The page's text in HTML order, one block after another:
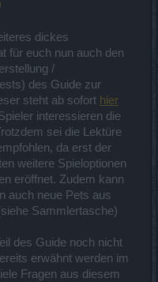
dickes
für euch nun auch den
/
des Guide zur
steht ab sofort hier
interessieren die
sei die Lektüre
da erst der
weitere Spieloptionen
eröffnet. Zudem kann
auch neue Pets aus
Sammlertasche)
des Guide noch nicht
erwähnt werden im
Fragen aus diesem